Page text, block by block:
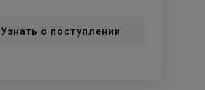
Узнать о поступлении